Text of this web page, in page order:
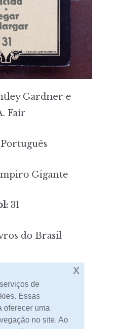
Gardner e
Fair
Português
Gigante
31
do Brasil
incluídos]
de
Essas
oferecer uma
no site. Ao
x